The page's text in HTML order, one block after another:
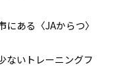
ある〈JAからつ〉
ないトレーニングフ